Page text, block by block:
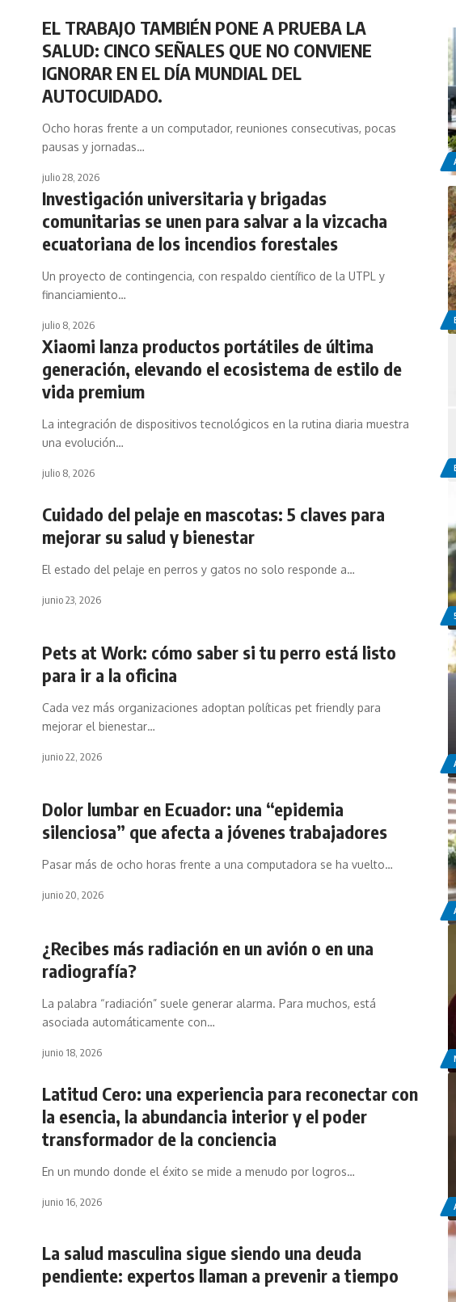
EL TRABAJO TAMBIÉN PONE A PRUEBA LA
SALUD: CINCO SEÑALES QUE NO CONVIENE
IGNORAR EN EL DÍA MUNDIAL DEL
AUTOCUIDADO.
Ocho horas frente a un computador, reuniones consecutivas, pocas
pausas y jornadas…
julio 28, 2026
Investigación universitaria y brigadas
comunitarias se unen para salvar a la vizcacha
ecuatoriana de los incendios forestales
Un proyecto de contingencia, con respaldo científico de la UTPL y
financiamiento…
julio 8, 2026
Xiaomi lanza productos portátiles de última
generación, elevando el ecosistema de estilo de
vida premium
La integración de dispositivos tecnológicos en la rutina diaria muestra
una evolución…
julio 8, 2026
Cuidado del pelaje en mascotas: 5 claves para
mejorar su salud y bienestar
El estado del pelaje en perros y gatos no solo responde a…
junio 23, 2026
Pets at Work: cómo saber si tu perro está listo
para ir a la oficina
Cada vez más organizaciones adoptan políticas pet friendly para
mejorar el bienestar…
junio 22, 2026
Dolor lumbar en Ecuador: una “epidemia
silenciosa” que afecta a jóvenes trabajadores
Pasar más de ocho horas frente a una computadora se ha vuelto…
junio 20, 2026
¿Recibes más radiación en un avión o en una
radiografía?
La palabra “radiación” suele generar alarma. Para muchos, está
asociada automáticamente con…
junio 18, 2026
Latitud Cero: una experiencia para reconectar con
la esencia, la abundancia interior y el poder
transformador de la conciencia
En un mundo donde el éxito se mide a menudo por logros…
junio 16, 2026
La salud masculina sigue siendo una deuda
pendiente: expertos llaman a prevenir a tiempo